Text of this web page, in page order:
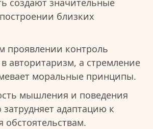
создают значительные
близких
проявлении контроль
в авторитаризм, а стремление
моральные принципы.
мышления и поведения
затрудняет адаптацию к